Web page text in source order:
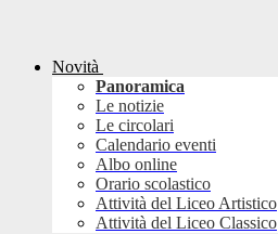
Novità
Panoramica
Le notizie
Le circolari
Calendario eventi
Albo online
Orario scolastico
Attività del Liceo Artistico
Attività del Liceo Classico